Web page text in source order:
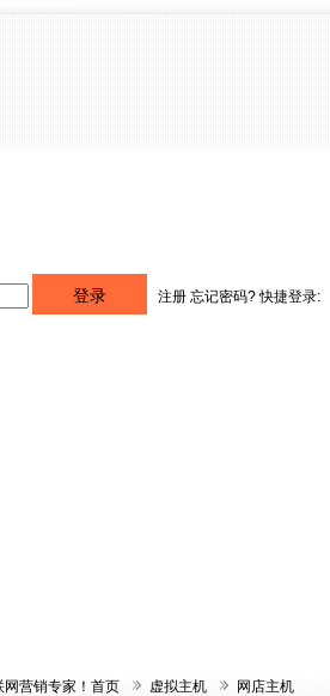
注册 忘记密码? 快捷登录:
网营销专家！首页
虚拟主机 网店主机